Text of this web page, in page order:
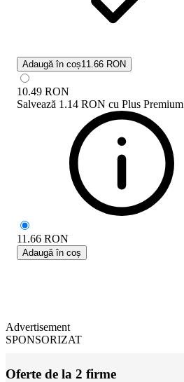
Adaugă în coș11.66 RON
10.49 RON
Salvează 1.14 RON cu Plus Premium
11.66 RON
Adaugă în coș
Advertisement
SPONSORIZAT
Oferte de la 2 firme